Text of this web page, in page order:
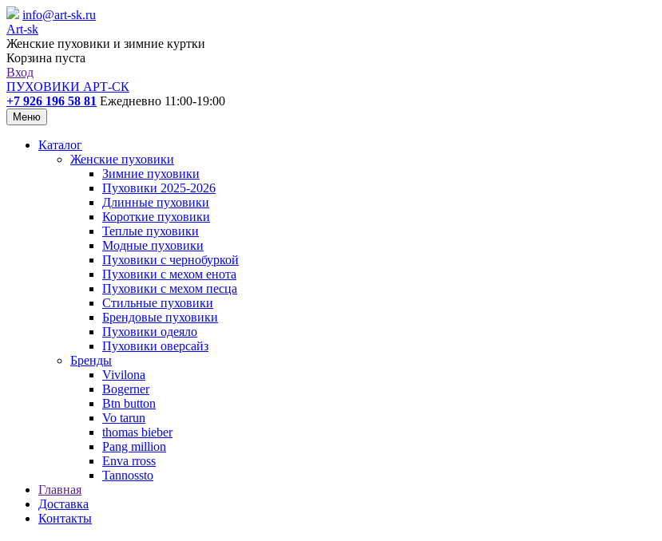
info@art-sk.ru
Art-sk
Женские пуховики и зимние куртки
Корзина пуста
Вход
ПУХОВИКИ АРТ-СК
+7 926 196 58 81 Ежедневно 11:00-19:00
Меню
Каталог
Женские пуховики
Зимние пуховики
Пуховики 2025-2026
Длинные пуховики
Короткие пуховики
Теплые пуховики
Модные пуховики
Пуховики с чернобуркой
Пуховики с мехом енота
Пуховики с мехом песца
Стильные пуховики
Брендовые пуховики
Пуховики одеяло
Пуховики оверсайз
Бренды
Vivilona
Bogerner
Btn button
Vo tarun
thomas bieber
Pang million
Enva rross
Tannossto
Главная
Доставка
Контакты